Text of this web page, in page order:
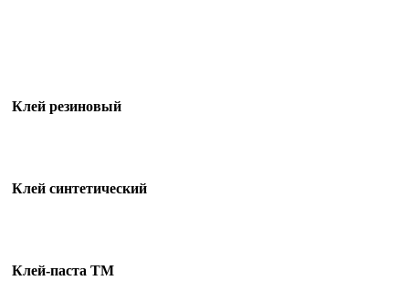
Клей резиновый
Клей синтетический
Клей-паста ТМ